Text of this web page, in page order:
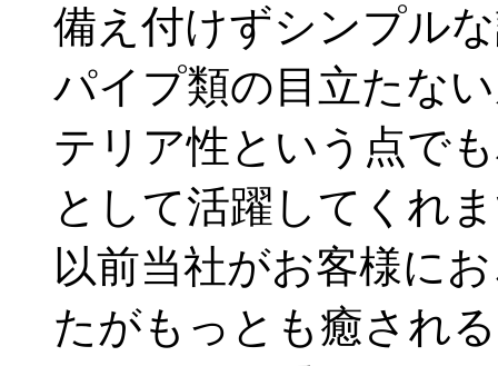
備え付けずシンプル
パイプ類の目立たな
テリア性という点で
として活躍してくれ
以前当社がお客様に
たがもっとも癒され